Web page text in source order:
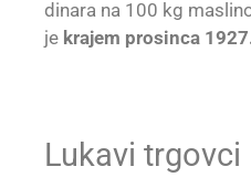
dinara na 100 kg
je krajem prosinca
Lukavi trgovci